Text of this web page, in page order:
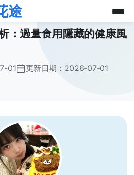
途
：過量食用隱藏的健康風
01 更新日期： 2026-07-01